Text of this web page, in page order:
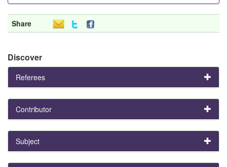
Share
Discover
Referees
Contributor
Subject